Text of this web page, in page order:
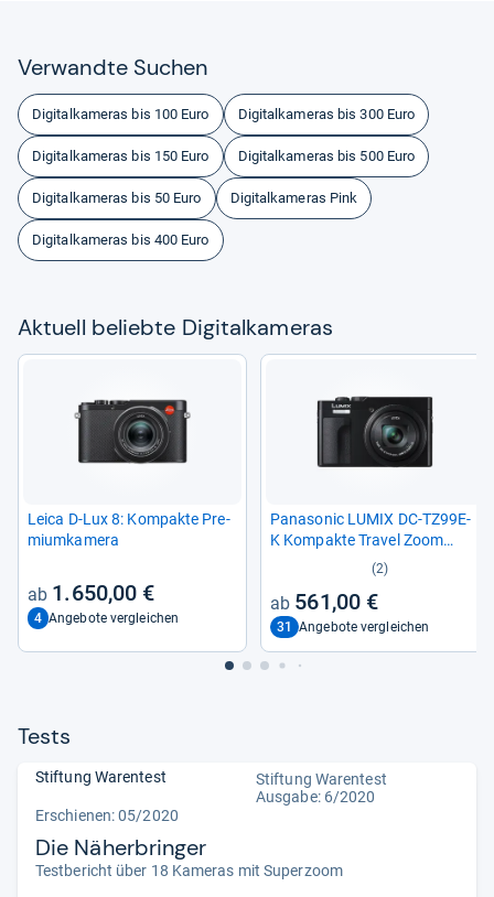
Ver­wandte Suchen
Digitalkameras bis 100 Euro Digitalkameras bis 300 Euro
Digitalkameras bis 150 Euro Digitalkameras bis 500 Euro
Digitalkameras bis 50 Euro Digitalkameras Pink
Digitalkameras bis 400 Euro
Aktu­ell beliebte Digi­tal­ka­me­ras
Leica D-​Lux 8: Kom­pakte Pre­
mi­um­ka­mera
1.650,00 €
4 Angebote vergleichen
Pana­so­nic LUMIX DC-​TZ99E-​
K Kom­pakte Tra­vel Zoom
(2)
561,00 €
31 Angebote vergleichen
Tests
Stiftung Warentest
Stiftung Warentest
Ausgabe: 6/2020
Erschienen: 05/2020
Die Näherbringer
Testbericht über 18 Kameras mit Superzoom